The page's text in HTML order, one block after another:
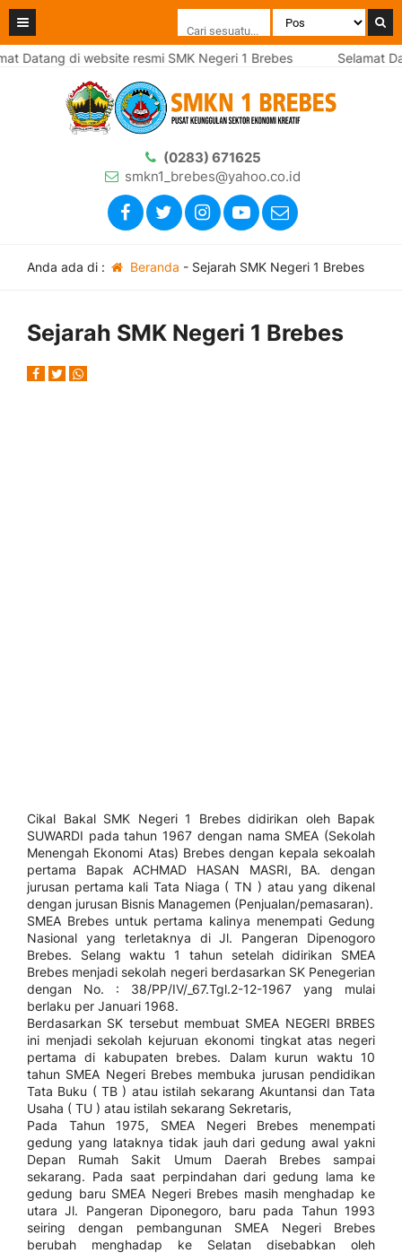
Datang di website resmi SMK Negeri 1 Brebes Selamat
(0283) 671625
smkn1_brebes@yahoo.co.id
Anda ada di : Beranda - Sejarah SMK Negeri 1 Brebes
Sejarah SMK Negeri 1 Brebes
Cikal Bakal SMK Negeri 1 Brebes didirikan oleh Bapak
SUWARDI pada tahun 1967 dengan nama SMEA (Sekolah
Menengah Ekonomi Atas) Brebes dengan kepala sekoalah
pertama Bapak ACHMAD HASAN MASRI, BA. dengan
jurusan pertama kali Tata Niaga ( TN ) atau yang dikenal
dengan jurusan Bisnis Managemen (Penjualan/pemasaran).
SMEA Brebes untuk pertama kalinya menempati Gedung
Nasional yang terletaknya di Jl. Pangeran Dipenogoro
Brebes. Selang waktu 1 tahun setelah didirikan SMEA
Brebes menjadi sekolah negeri berdasarkan SK Penegerian
dengan No. : 38/PP/IV/_67.Tgl.2-12-1967 yang mulai
berlaku per Januari 1968.
Berdasarkan SK tersebut membuat SMEA NEGERI BRBES
ini menjadi sekolah kejuruan ekonomi tingkat atas negeri
pertama di kabupaten brebes. Dalam kurun waktu 10
tahun SMEA Negeri Brebes membuka jurusan pendidikan
Tata Buku ( TB ) atau istilah sekarang Akuntansi dan Tata
Usaha ( TU ) atau istilah sekarang Sekretaris,
Pada Tahun 1975, SMEA Negeri Brebes menempati
gedung yang lataknya tidak jauh dari gedung awal yakni
Depan Rumah Sakit Umum Daerah Brebes sampai
sekarang. Pada saat perpindahan dari gedung lama ke
gedung baru SMEA Negeri Brebes masih menghadap ke
utara Jl. Pangeran Diponegoro, baru pada Tahun 1993
seiring dengan pembangunan SMEA Negeri Brebes
berubah menghadap ke Selatan disebabkan oleh